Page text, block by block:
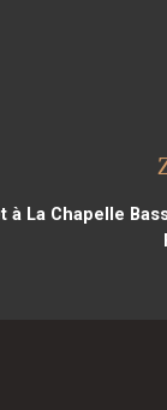
La Chapelle